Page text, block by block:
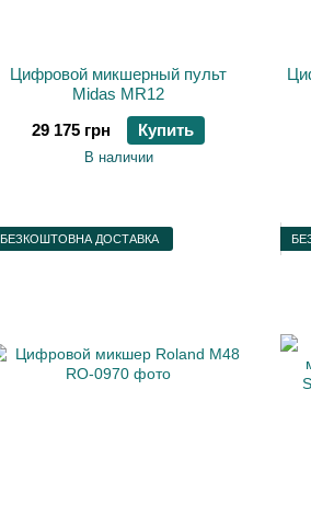
Цифровой микшерный пульт
Midas MR12
29 175 грн
Купить
В наличии
БЕЗКОШТОВНА ДОСТАВКА